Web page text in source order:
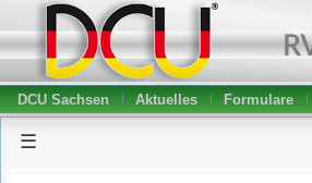
DCU Sachsen Aktuelles Formulare
☰